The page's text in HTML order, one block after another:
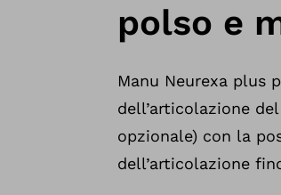
polso e
Manu Neurexa plus
dell’articolazione
opzionale) con la
dell’articolazione